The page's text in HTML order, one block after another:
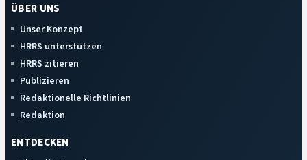
ÜBER UNS
Unser Konzept
HRRS unterstützen
HRRS zitieren
Publizieren
Redaktionelle Richtlinien
Redaktion
ENTDECKEN